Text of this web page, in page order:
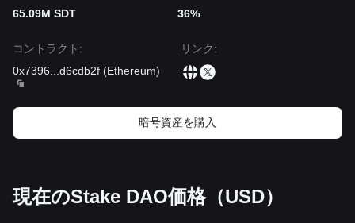
65.09M SDT
36%
コントラクト :
0x7396
d6cdb2f (Ethereum)
リンク:
暗号資産を購入
現在のStake DAO価格（USD）